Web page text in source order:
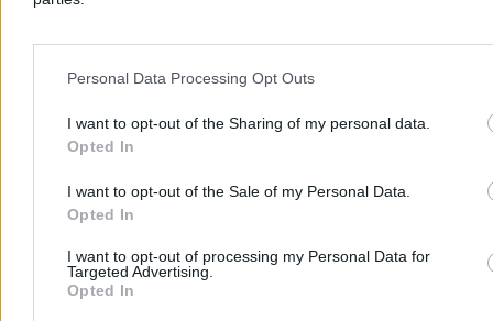
Personal Data Processing Opt Outs
I want to opt-out of the Sharing of my personal data.
Opted In
I want to opt-out of the Sale of my Personal Data.
Opted In
I want to opt-out of processing my Personal Data for
Targeted Advertising.
Opted In
Dzisiaj 15:22
Reklama